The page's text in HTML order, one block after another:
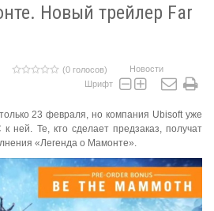
Новый трейлер Far
(0 голосов)
Новости
Шрифт
23 февраля, но компания Ubisoft уже
ней. Те, кто сделает предзаказ, получат
«Легенда о Мамонте».